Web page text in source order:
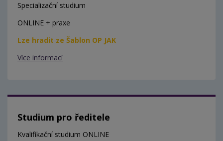
Specializační studium
ONLINE + praxe
Lze hradit ze Šablon OP JAK
Více informací
Studium pro ředitele
Kvalifikační studium ONLINE